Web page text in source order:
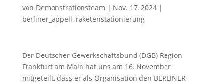
von Demonstrationsteam | Nov. 17, 2024|
berliner_appell, raketenstationierung
Der Deutscher Gewerkschaftsbund (DGB) Region
Frankfurt am Main hat uns am 16. November
mitgeteilt, dass er als Organisation den BERLINER